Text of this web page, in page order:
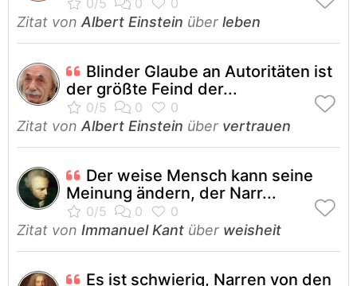
Zitat von Albert Einstein über leben
Blinder Glaube an Autoritäten ist
der größte Feind der...
Zitat von Albert Einstein über vertrauen
Der weise Mensch kann seine
Meinung ändern, der Narr...
Zitat von Immanuel Kant über weisheit
Es ist schwierig, Narren von den